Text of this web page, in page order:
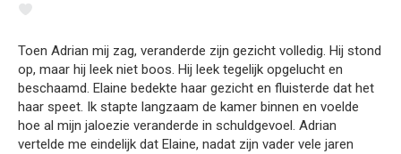
Toen Adrian mij zag, veranderde zijn gezicht volledig. Hij stond
op, maar hij leek niet boos. Hij leek tegelijk opgelucht en
beschaamd. Elaine bedekte haar gezicht en fluisterde dat het
haar speet. Ik stapte langzaam de kamer binnen en voelde
hoe al mijn jaloezie veranderde in schuldgevoel. Adrian
vertelde me eindelijk dat Elaine, nadat zijn vader vele jaren